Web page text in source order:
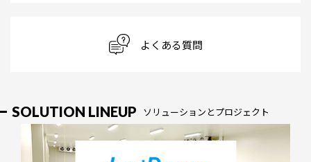
よくある質問
SOLUTION LINEUP ソリューションとプロジェクト